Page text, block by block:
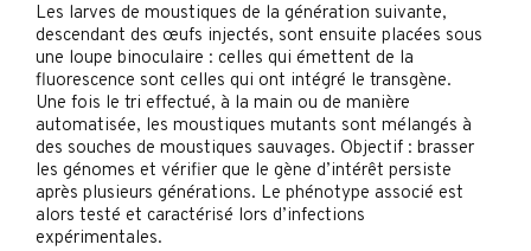
Les larves de moustiques de la génération suivante,
descendant des œufs injectés, sont ensuite placées sous
une loupe binoculaire : celles qui émettent de la
fluorescence sont celles qui ont intégré le transgène.
Une fois le tri effectué, à la main ou de manière
automatisée, les moustiques mutants sont mélangés à
des souches de moustiques sauvages. Objectif : brasser
les génomes et vérifier que le gène d’intérêt persiste
après plusieurs générations. Le phénotype associé est
alors testé et caractérisé lors d’infections
expérimentales.